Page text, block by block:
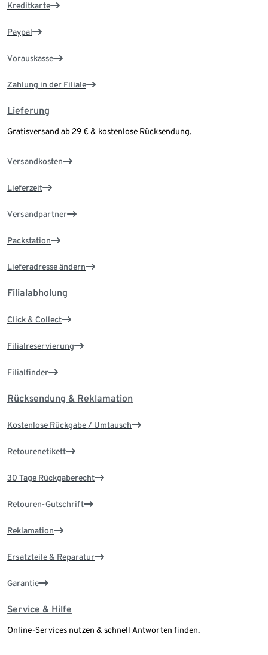
Kreditkarte
Paypal
Vorauskasse
Zahlung in der Filiale
Lieferung
Gratisversand ab 29 € & kostenlose Rücksendung.
Versandkosten
Lieferzeit
Versandpartner
Packstation
Lieferadresse ändern
Filialabholung
Click & Collect
Filialreservierung
Filialfinder
Rücksendung & Reklamation
Kostenlose Rückgabe / Umtausch
Retourenetikett
30 Tage Rückgaberecht
Retouren-Gutschrift
Reklamation
Ersatzteile & Reparatur
Garantie
Service & Hilfe
Online-Services nutzen & schnell Antworten finden.